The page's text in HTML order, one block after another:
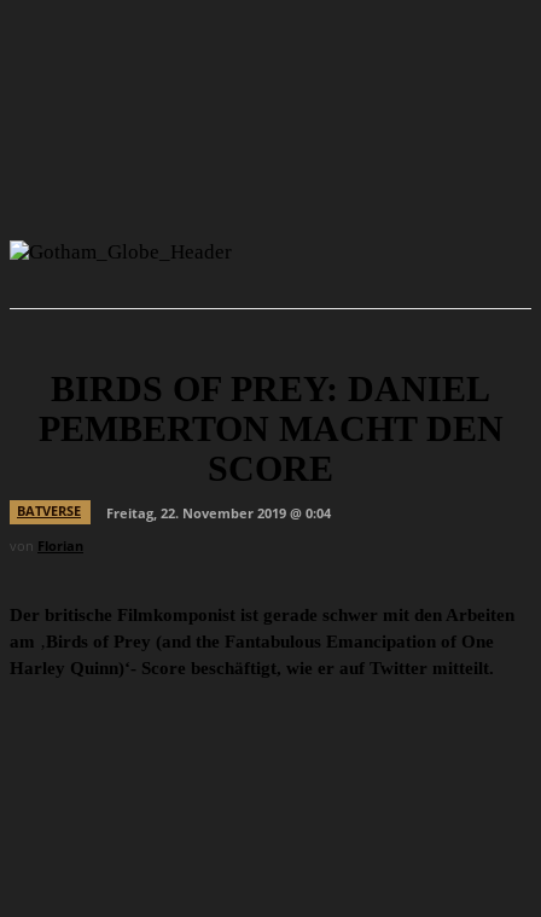
BIRDS OF PREY: DANIEL
PEMBERTON MACHT DEN
SCORE
BATVERSE
Freitag, 22. November 2019 @ 0:04
von Florian
Der britische Filmkomponist ist gerade schwer mit den Arbeiten
am ‚Birds of Prey (and the Fantabulous Emancipation of One
Harley Quinn)‘- Score beschäftigt, wie er auf Twitter mitteilt.